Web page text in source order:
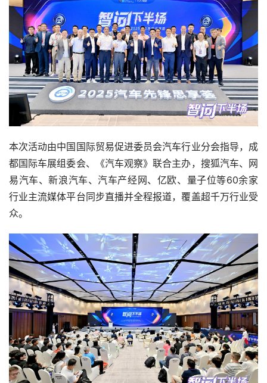
本次活动由中国国际贸易促进委员会汽车行业分会指导，成
都国际车展组委会、《汽车观察》联合主办，搜狐汽车、网
易汽车、新浪汽车、汽车产经网、亿欧、量子位等60余家
行业主流媒体平台同步直播并全程报道，覆盖超千万行业受
众。